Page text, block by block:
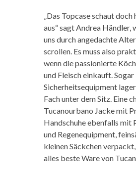
„Das Topcase schaut doch
aus“ sagt Andrea Händler,
uns durch angedachte
scrollen. Es muss also
wenn die passionierte
und Fleisch einkauft. Sogar
Sicherheitsequipment
Fach unter dem Sitz. Eine
Tucanourbano Jacke mit
Handschuhe ebenfalls mit
und Regenequipment,
kleinen Säckchen
alles beste Ware von